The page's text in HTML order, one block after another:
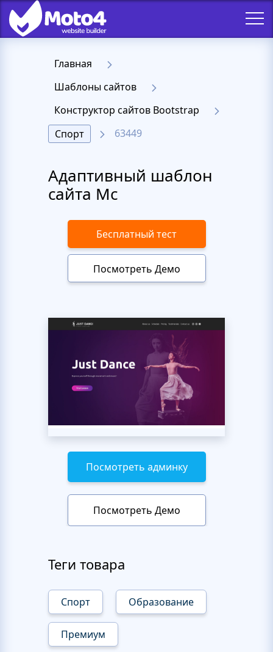
Главная
Шаблоны сайтов
Конструктор сайтов Bootstrap
Спорт
63449
Адаптивный шаблон
сайта Mc
Бесплатный тест
Посмотреть Демо
Посмотреть админку
Посмотреть Демо
Теги товара
Спорт Образование
Премиум